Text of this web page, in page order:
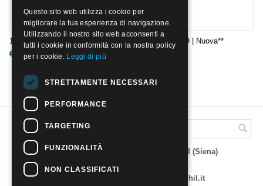
1934 - TRIPOLITANIA - VOLO ROMA MOGADISCIO | Nuova**
€
800.00 €320.00
A.M.Phil di Andrea Mulinacci
P.za V. Emanuele 23 - 53019 VAGLIAGLI (Siena)
CCIAA di Siena REA SI 93025
Tel 0577 321001 - e-mail : info@amphil.it
Questo sito web utilizza i cookie per
migliorare la tua esperienza di navigazione.
Utilizzando il nostro sito web acconsenti a
tutti i cookie in conformità con la nostra policy
per i cookie. Leggi di più
STRETTAMENTE NECESSARI
PERFORMANCE
TARGETING
FUNZIONALITÀ
NON CLASSIFICATI